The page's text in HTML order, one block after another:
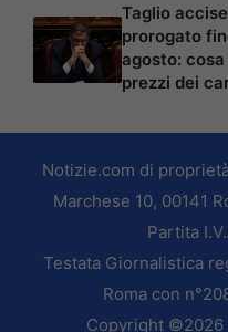
Taglio
prorogato
agosto:
prezzi dei
Notizie.com di
Marchese 10, 00141
Partita
Testata Giornalistica
Roma con
Copyright